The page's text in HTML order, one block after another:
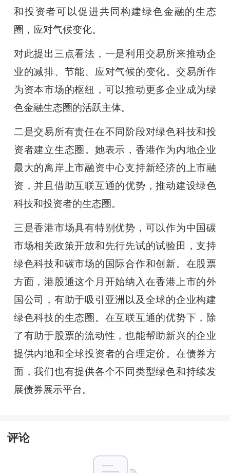
和投资者可以促进共同构建绿色金融的生态
圈，应对气候变化。
对此提出三点看法，一是利用交易所来推动企
业的减排、节能、应对气候的变化。交易所作
为资本市场的枢纽，可以推动更多企业成为绿
色金融生态圈的活跃主体。
二是交易所有责任在不同阶段对绿色科技和投
资者建立生态圈。她表示，香港作为内地企业
最大的离岸上市融资中心支持新经济的上市融
资，并且借助互联互通的优势，推动建设绿色
科技和投资者的生态圈。
三是香港市场具有特别优势，可以作为中国碳
市场相关政策开放和先行先试的试验田，支持
绿色科技和碳市场的国际合作和创新。在股票
方面，港股通这个月开始纳入在香港上市的外
国公司，有助于吸引亚洲以及全球的企业构建
绿色科技的生态圈。在互联互通的优势下，除
了有助于股票的流动性，也能帮助新兴的企业
提供内地和全球投资者的合理定价。在债券方
面，我们也有提供各个不同类型绿色和持续发
展债券展示平台。
评论